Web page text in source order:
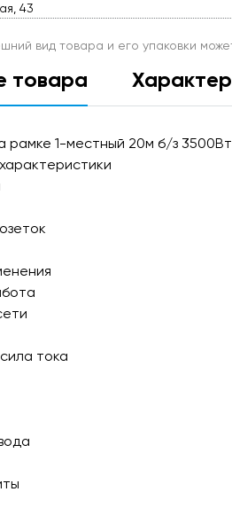
43
вид товара и его упаковки
товара
рамке 1-местный 20м б/з
тока